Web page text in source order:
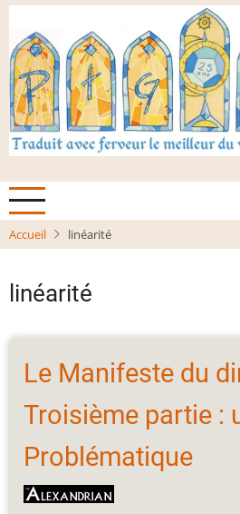
Aller
contenu
principal
Accueil linéarité
linéarité
Le Manifeste du
Troisième partie :
Problématique